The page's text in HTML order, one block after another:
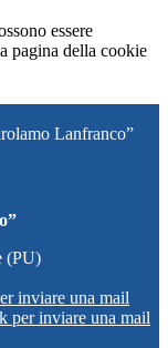
essere
pagina della cookie
Lanfranco”
(PU)
inviare una mail
per inviare una mail